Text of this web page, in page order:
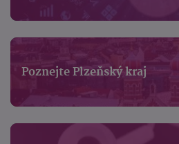
Poznejte Plzeňský kraj